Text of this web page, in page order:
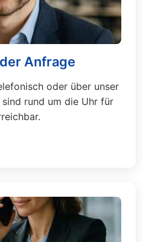
Anfrage
oder über unser
rund um die Uhr für